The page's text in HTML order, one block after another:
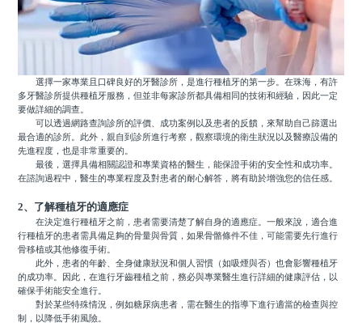
選擇一家專業且口碑良好的牙醫診所，是進行種植牙的第一步。在珠海，有許
多牙醫診所提供種植牙服務，但並非每家診所都具備相同的技術和經驗，因此一定
要做詳細的調查。
可以透過網路查詢診所的評價、成功案例以及患者的反饋，來幫助自己篩選出
最合適的診所。此外，親自到診所進行考察，觀察環境的衛生狀況以及醫療設備的
先進程度，也是非常重要的。
最後，選擇具備相關認證和專業資格的醫生，能保證手術的安全性和成功率。
在諮詢過程中，醫生的專業程度及對患者的耐心解答，將有助於增強您的信任感。
2、了解種植牙的適應症
在決定進行種植牙之前，患者需要清楚了解自身的適應症。一般來說，適合進
行種植牙的患者需具備足夠的骨量與骨質，如果骨骼條件不佳，可能需要先行進行
骨移植或其他修復手術。
此外，患者的年齡、全身健康狀況和個人習慣（如吸煙與否）也會影響種植牙
的成功率。因此，在進行牙齒種植之前，務必與專業醫生進行詳細的健康評估，以
確保手術能安全進行。
對於某些特殊情況，例如糖尿病患者，需在醫生的指導下進行適當的檢查與控
制，以降低手術風險。